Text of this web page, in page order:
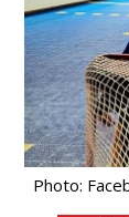
Photo: